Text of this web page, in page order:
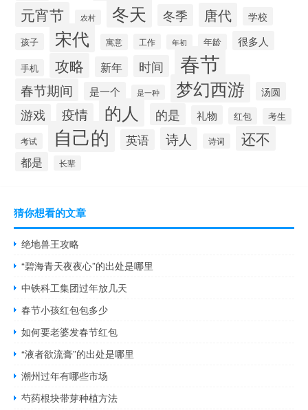
元宵节 农村 冬天 冬季 唐代 学校
孩子 宋代 寓意 工作 年初 年龄 很多人
手机 攻略 新年 时间 春节
春节期间 是一个 是一种 梦幻西游 汤圆
游戏 疫情 的人 的是 礼物 红包
考生
考试
自己的 英语 诗人 诗词 还不
都是 长辈
猜你想看的文章
绝地兽王攻略
“碧海青天夜夜心”的出处是哪里
中铁科工集团过年放几天
春节小孩红包包多少
如何要老婆发春节红包
“液者欲流膏”的出处是哪里
潮州过年有哪些市场
芍药根块带芽种植方法